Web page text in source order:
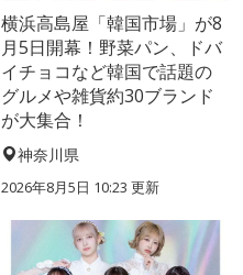
横浜高島屋「韓国市場」が8
月5日開幕！野菜パン、ドバ
イチョコなど韓国で話題の
グルメや雑貨約30ブランド
が大集合！
神奈川県
2026年8月5日 10:23 更新